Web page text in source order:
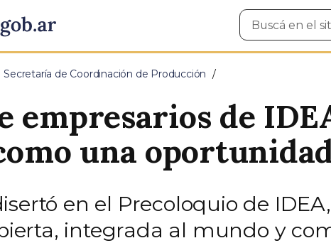
Buscar
en
Secretaría de Coordinación de Producción
empresarios de
una
en el Precoloquio de
integrada al mundo y